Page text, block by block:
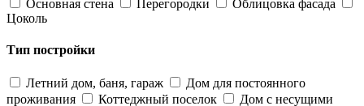
Основная стена Перегородки
Облицовка фасада
Цоколь
Тип постройки
Летний дом, баня, гараж
Дом для постоянного
проживания
Коттеджный поселок
Дом с несущими